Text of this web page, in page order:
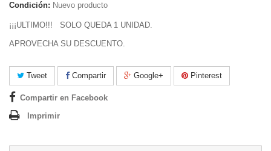
Condición: Nuevo producto
¡¡¡ULTIMO!!! SOLO QUEDA 1 UNIDAD.
APROVECHA SU DESCUENTO.
Tweet Compartir Google+ Pinterest
Compartir en Facebook
Imprimir